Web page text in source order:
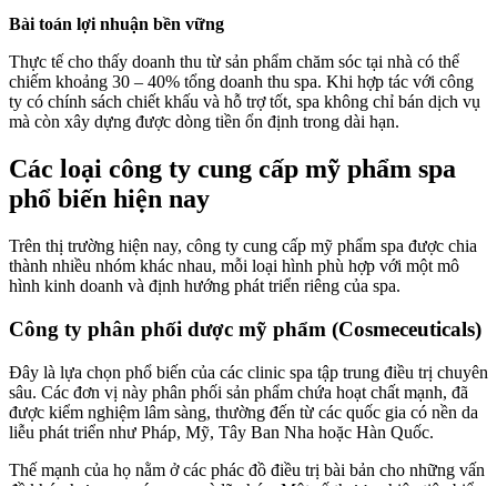
Bài toán lợi nhuận bền vững
Thực tế cho thấy doanh thu từ sản phẩm chăm sóc tại nhà có thể
chiếm khoảng 30 – 40% tổng doanh thu spa. Khi hợp tác với công
ty có chính sách chiết khấu và hỗ trợ tốt, spa không chỉ bán dịch vụ
mà còn xây dựng được dòng tiền ổn định trong dài hạn.
Các loại công ty cung cấp mỹ phẩm spa
phổ biến hiện nay
Trên thị trường hiện nay, công ty cung cấp mỹ phẩm spa được chia
thành nhiều nhóm khác nhau, mỗi loại hình phù hợp với một mô
hình kinh doanh và định hướng phát triển riêng của spa.
Công ty phân phối dược mỹ phẩm (Cosmeceuticals)
Đây là lựa chọn phổ biến của các clinic spa tập trung điều trị chuyên
sâu. Các đơn vị này phân phối sản phẩm chứa hoạt chất mạnh, đã
được kiểm nghiệm lâm sàng, thường đến từ các quốc gia có nền da
liễu phát triển như Pháp, Mỹ, Tây Ban Nha hoặc Hàn Quốc.
Thế mạnh của họ nằm ở các phác đồ điều trị bài bản cho những vấn